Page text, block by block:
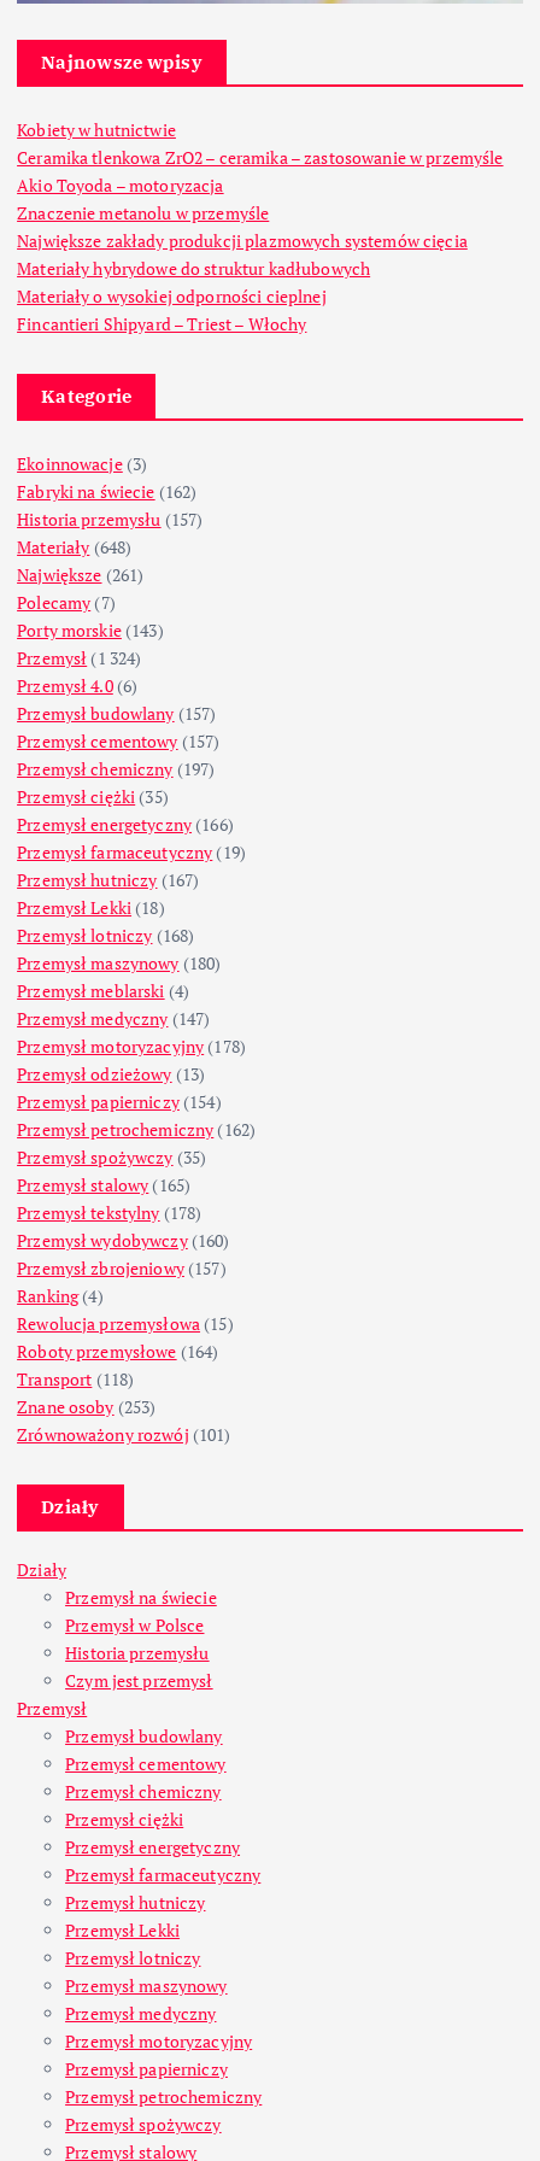
Najnowsze wpisy
Kobiety w hutnictwie
Ceramika tlenkowa ZrO2 – ceramika – zastosowanie w przemyśle
Akio Toyoda – motoryzacja
Znaczenie metanolu w przemyśle
Największe zakłady produkcji plazmowych systemów cięcia
Materiały hybrydowe do struktur kadłubowych
Materiały o wysokiej odporności cieplnej
Fincantieri Shipyard – Triest – Włochy
Kategorie
Ekoinnowacje(3)
Fabryki na świecie (162)
Historia przemysłu (157)
Materiały (648)
Największe (261)
Polecamy (7)
Porty morskie(143)
Przemysł (1 324)
Przemysł 4.0(6)
Przemysł budowlany (157)
Przemysł cementowy (157)
Przemysł chemiczny (197)
Przemysł ciężki (35)
Przemysł energetyczny (166)
Przemysł farmaceutyczny (19)
Przemysł hutniczy (167)
Przemysł Lekki (18)
Przemysł lotniczy (168)
Przemysł maszynowy (180)
Przemysł meblarski (4)
Przemysł medyczny (147)
Przemysł motoryzacyjny (178)
Przemysł odzieżowy (13)
Przemysł papierniczy(154)
Przemysł petrochemiczny (162)
Przemysł spożywczy (35)
Przemysł stalowy (165)
Przemysł tekstylny (178)
Przemysł wydobywczy(160)
Przemysł zbrojeniowy(157)
Ranking(4)
Rewolucja przemysłowa (15)
Roboty przemysłowe (164)
Transport (118)
Znane osoby (253)
Zrównoważony rozwój (101)
Działy
Działy
Przemysł na świecie
Przemysł w Polsce
Historia przemysłu
Czym jest przemysł
Przemysł
Przemysł budowlany
Przemysł cementowy
Przemysł chemiczny
Przemysł ciężki
Przemysł energetyczny
Przemysł farmaceutyczny
Przemysł hutniczy
Przemysł Lekki
Przemysł lotniczy
Przemysł maszynowy
Przemysł medyczny
Przemysł motoryzacyjny
Przemysł papierniczy
Przemysł petrochemiczny
Przemysł spożywczy
Przemysł stalowy